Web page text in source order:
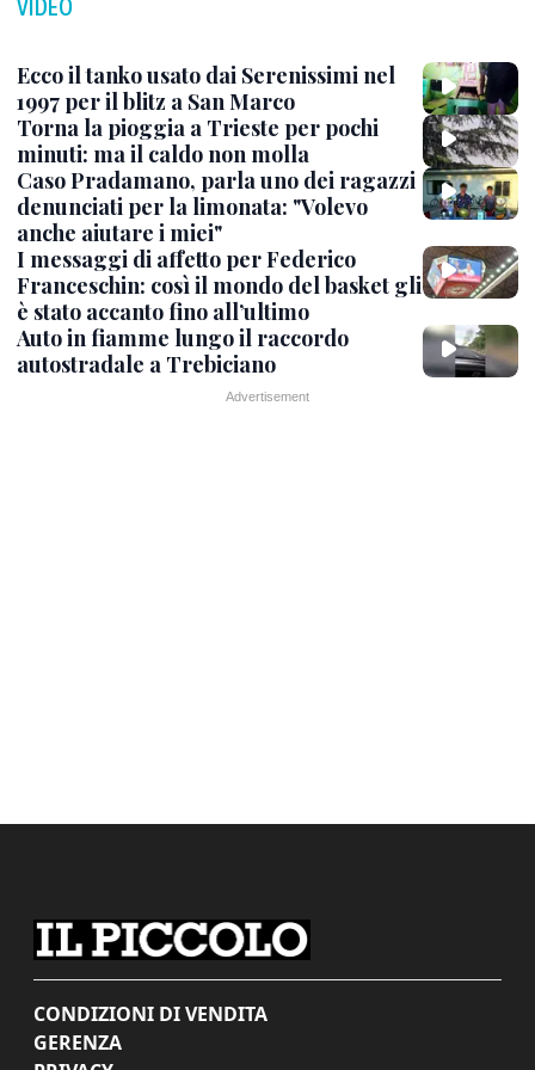
VIDEO
Ecco il tanko usato dai Serenissimi nel
1997 per il blitz a San Marco
Torna la pioggia a Trieste per pochi
minuti: ma il caldo non molla
Caso Pradamano, parla uno dei ragazzi
denunciati per la limonata: "Volevo
anche aiutare i miei"
I messaggi di affetto per Federico
Franceschin: così il mondo del basket gli
è stato accanto fino all’ultimo
Auto in fiamme lungo il raccordo
autostradale a Trebiciano
CONDIZIONI DI VENDITA
GERENZA